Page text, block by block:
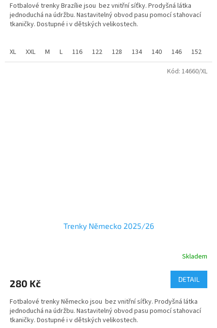
z
5
hvězdiček.
Fotbalové trenky Brazílie jsou bez vnitřní síťky. Prodyšná látka
jednoduchá na údržbu. Nastavitelný obvod pasu pomocí stahovací
tkaničky. Dostupné i v dětských velikostech.
brazilských barvách.
XL XXL M L 116 122 128 134 140 146 152
Trenky Německo 2025/26
je
z
5
hvězdiček.
Skladem
280 Kč DETAIL
Fotbalové trenky Německo jsou bez vnitřní síťky. Prodyšná látka
jednoduchá na údržbu. Nastavitelný obvod pasu pomocí stahovací
tkaničky. Dostupné i v dětských velikostech.
Kód: 14660/XL